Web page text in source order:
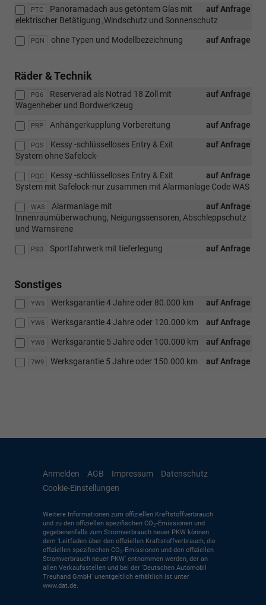
PTC auf Anfrage
Panoramadach aus getöntem Glas mit
elektrischer Betätigung ,Windschutz und Sonnenschutz
PQN auf Anfrage
ohne Typen und Modellbezeichnung
Räder & Technik
PG6 auf Anfrage
Reserverad als Notrad 18 Zoll mit
Wagenheber und Bordwerkzeug
PRP auf Anfrage
Anhängerkupplung Vorbereitung
PQS auf Anfrage
Kessy -schlüsselloses Entry & Exit
System ohne Safelock-
PQC auf Anfrage
Kessy -schlüsselloses Entry & Exit
System mit Safelock-nur zusammen mit Alarmanlage Code WAS
WAS auf Anfrage
Alarmanlage mit
Innenraumüberwachung, Neigungssensoren, Abschleppschutz
und Warnsirene
PSD auf Anfrage
Sportfahrwerk mit tieferlegung
Sonstiges
YW5 auf Anfrage
Werksgarantie 4 Jahre oder 80.000 km
YW6 auf Anfrage
Werksgarantie 4 Jahre oder 120.000 km
YW8 auf Anfrage
Werksgarantie 5 Jahre oder 100.000 km
7W9 auf Anfrage
Werksgarantie 5 Jahre oder 150.000 km
Anmelden AGB Impressum
Datenschutz
Cookie-Einstellungen
Weitere Informationen zum offiziellen Kraftstoffverbrauch
und zu den offiziellen spezifischen CO2-Emissionen und
gegebenenfalls zum Stromverbrauch neuer PKW können
dem 'Leitfaden über den offiziellen Kraftstoffverbrauch, die
offiziellen spezifischen CO2-Emissionen und den offiziellen
Stromverbrauch neuer PKW' entnommen werden, der an
allen Verkaufsstellen und bei der 'Deutschen Automobil
Treuhand GmbH' unentgeltlich erhältlich ist unter
www.dat.de.